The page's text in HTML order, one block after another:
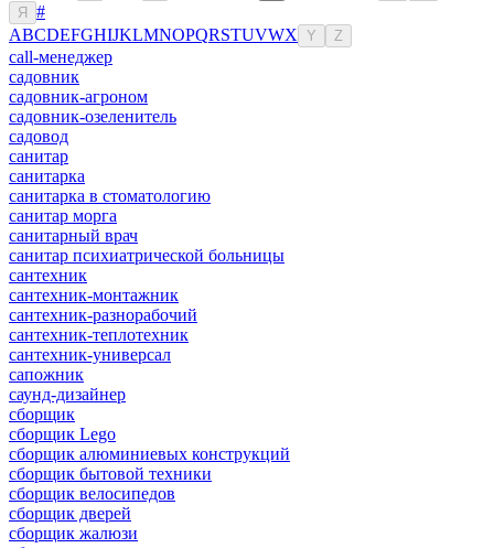
Я
#
ABCDEFGHIJKLMNOPQRSTUVWX Y Z
сall-менеджер
садовник
садовник-агроном
садовник-озеленитель
садовод
санитар
санитарка
санитарка в стоматологию
санитар морга
санитарный врач
санитар психиатрической больницы
сантехник
сантехник-монтажник
сантехник-разнорабочий
сантехник-теплотехник
сантехник-универсал
сапожник
саунд-дизайнер
сборщик
сборщик Lego
сборщик алюминиевых конструкций
сборщик бытовой техники
сборщик велосипедов
сборщик дверей
сборщик жалюзи